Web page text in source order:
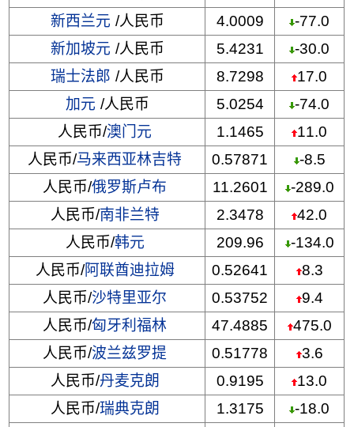
新西兰元 /人民币 4.0009
-77.0
新加坡元 /人民币 5.4231
-30.0
瑞士法郎 /人民币 8.7298
17.0
加元 /人民币 5.0254
-74.0
人民币/澳门元 1.1465
11.0
人民币/马来西亚林吉特 0.57871
-8.5
人民币/俄罗斯卢布 11.2601
-289.0
人民币/南非兰特 2.3478
42.0
人民币/韩元 209.96
-134.0
人民币/阿联酋迪拉姆 0.52641
8.3
人民币/沙特里亚尔 0.53752
9.4
人民币/匈牙利福林 47.4885
475.0
人民币/波兰兹罗提 0.51778
3.6
人民币/丹麦克朗 0.9195
13.0
人民币/瑞典克朗 1.3175
-18.0